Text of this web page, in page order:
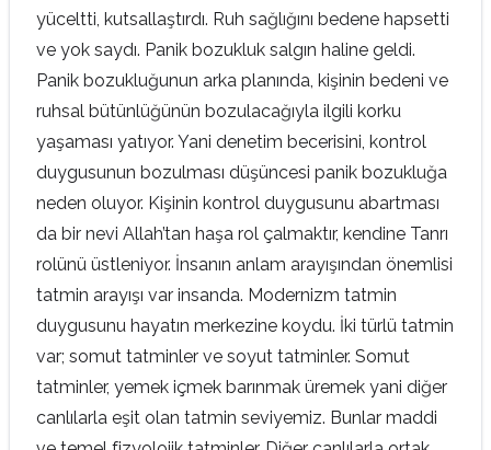
yüceltti, kutsallaştırdı. Ruh sağlığını bedene hapsetti
ve yok saydı. Panik bozukluk salgın haline geldi.
Panik bozukluğunun arka planında, kişinin bedeni ve
ruhsal bütünlüğünün bozulacağıyla ilgili korku
yaşaması yatıyor. Yani denetim becerisini, kontrol
duygusunun bozulması düşüncesi panik bozukluğa
neden oluyor. Kişinin kontrol duygusunu abartması
da bir nevi Allah’tan haşa rol çalmaktır, kendine Tanrı
rolünü üstleniyor. İnsanın anlam arayışından önemlisi
tatmin arayışı var insanda. Modernizm tatmin
duygusunu hayatın merkezine koydu. İki türlü tatmin
var; somut tatminler ve soyut tatminler. Somut
tatminler, yemek içmek barınmak üremek yani diğer
canlılarla eşit olan tatmin seviyemiz. Bunlar maddi